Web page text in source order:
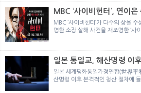
MBC ‘사이비헌터’, 연이은
MBC ‘사이비헌터’가 다수의 상을
명환 소장 살해 사건을 재조명한 ‘사
일본 통일교, 해산명령 이후 본격적인 청산 절
돌입
일본 세계평화통일가정연합(世界
산명령 이후 본격적인 청산 절차에